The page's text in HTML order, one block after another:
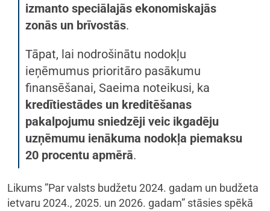
izmanto speciālajās ekonomiskajās
zonās un brīvostās.
Tāpat, lai nodrošinātu nodokļu
ieņēmumus prioritāro pasākumu
finansēšanai, Saeima noteikusi, ka
kredītiestādes un kreditēšanas
pakalpojumu sniedzēji veic ikgadēju
uzņēmumu ienākuma nodokļa piemaksu
20 procentu apmērā.
Likums ”Par valsts budžetu 2024. gadam un budžeta
ietvaru 2024., 2025. un 2026. gadam” stāsies spēkā